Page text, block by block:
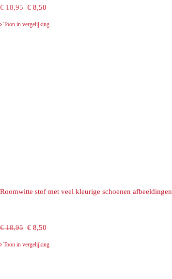
€18,95 Oorspronkelijke
prijs
€8,50
prijs
Toon in vergelijking
Roomwitte stof met veel kleurige schoenen afbeeldingen
€18,95 Oorspronkelijke
prijs
€8,50
prijs
Toon in vergelijking